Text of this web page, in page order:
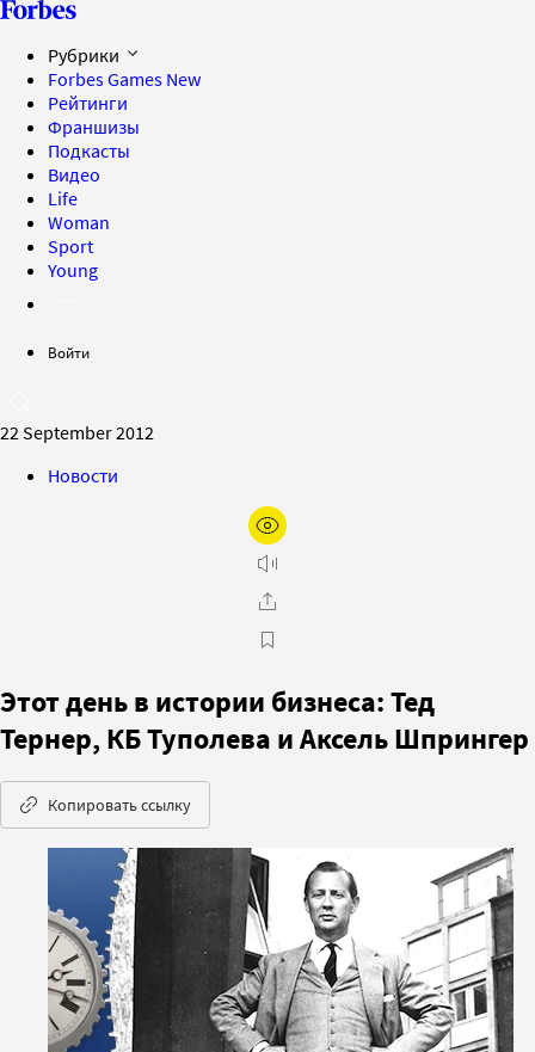
Рубрики
Forbes Games New
Рейтинги
Франшизы
Подкасты
Видео
Life
Woman
Sport
Young
Войти
22 September 2012
Новости
Этот день в истории бизнеса: Тед
Тернер, КБ Туполева и Аксель Шпрингер
Копировать ссылку